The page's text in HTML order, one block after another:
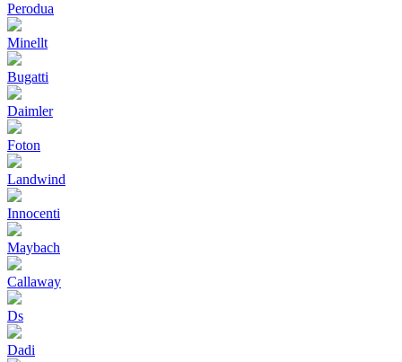
Perodua
Minellt
Bugatti
Daimler
Foton
Landwind
Innocenti
Maybach
Callaway
Ds
Dadi